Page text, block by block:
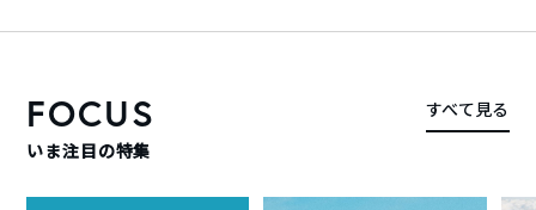
FOCUS
いま注目の特集
すべて見る